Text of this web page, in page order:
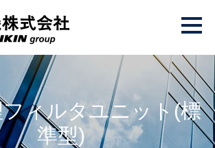
ィルタユニット(標
準型)